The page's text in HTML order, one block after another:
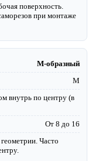
поверхность.
при монтаже
М-образный
М
внутрь по центру (в
От 8 до 16
Часто